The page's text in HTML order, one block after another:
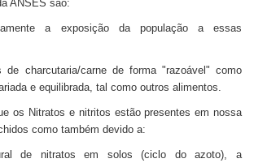
ANSES são:
a exposição da população a essas
de charcutaria/carne de forma "razoável" como
e equilibrada, tal como outros alimentos.
os Nitratos e nitritos estão presentes em nossa
como também devido a:
de nitratos em solos (ciclo do azoto), a